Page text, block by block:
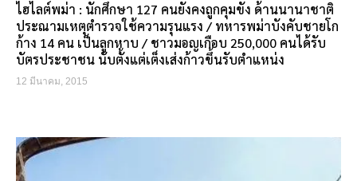
ไฮไลต์พม่า : นักศึกษา 127 คนยังคงถูกคุมขัง ด้านนานาชาติ
ประณามเหตุตำรวจใช้ความรุนแรง / ทหารพม่าบังคับชายโก
ก้าง 14 คน เป็นลูกหาบ / ชาวมอญเกือบ 250,000 คนได้รับ
บัตรประชาชน นับตั้งแต่เต็งเส่งก้าวขึ้นรับตำแหน่ง
12 มีนาคม, 2015